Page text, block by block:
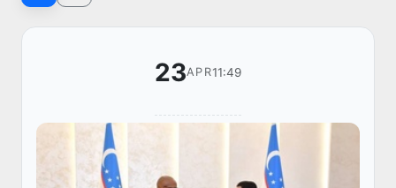
23APR11:49